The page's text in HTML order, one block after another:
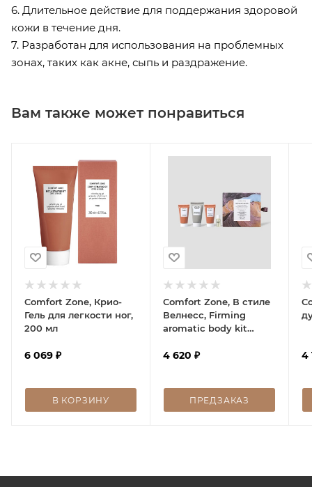
6. Длительное действие для поддержания здоровой
кожи в течение дня.
7. Разработан для использования на проблемных
зонах, таких как акне, сыпь и раздражение.
Вам также может понравиться
Comfort Zone, Крио-
Гель для легкости ног,
200 мл
6 069 ₽
В КОРЗИНУ
Comfort Zone, В стиле
Велнесс, Firming
aromatic body kit
JOURNEY, 1 шт
4 620 ₽
ПРЕДЗАКАЗ
4